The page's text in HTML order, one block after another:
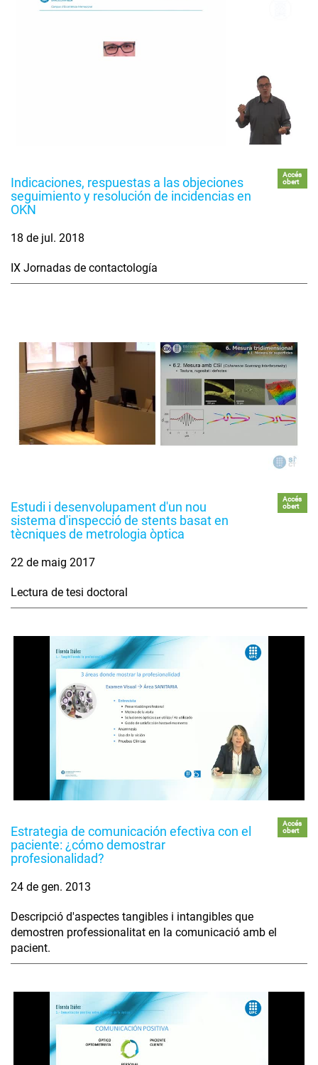
Indicaciones, respuestas a las objeciones
seguimiento y resolución de incidencias en
OKN
Accés
obert
18 de jul. 2018
IX Jornadas de contactología
Estudi i desenvolupament d'un nou
sistema d'inspecció de stents basat en
tècniques de metrologia òptica
Accés
obert
22 de maig 2017
Lectura de tesi doctoral
Estrategia de comunicación efectiva con el
paciente: ¿cómo demostrar
profesionalidad?
Accés
obert
24 de gen. 2013
Descripció d'aspectes tangibles i intangibles que
demostren professionalitat en la comunicació amb el
pacient.